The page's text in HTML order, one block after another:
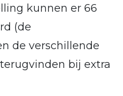
kunnen er 66
(de
de verschillende
bij extra